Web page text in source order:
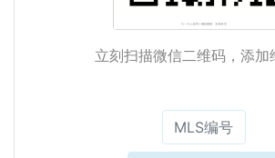
立刻扫描微信二维码，添加